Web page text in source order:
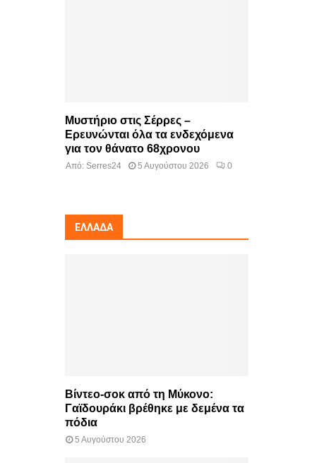
Μυστήριο στις Σέρρες –
Ερευνώνται όλα τα ενδεχόμενα
για τον θάνατο 68χρονου
Από: Serres24 5 Αυγούστου 2026 0
ΕΛΛΆΔΑ
Βίντεο-σοκ από τη Μύκονο:
Γαϊδουράκι βρέθηκε με δεμένα τα
πόδια
5 Αυγούστου 2026